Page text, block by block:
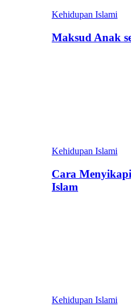
Kehidupan Islami
Maksud Anak
Kehidupan Islami
Cara
Islam
Kehidupan Islami